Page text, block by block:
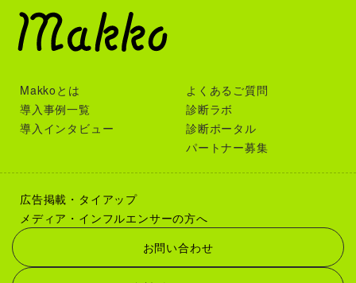
Makkoとは
導入事例一覧
導入インタビュー
よくあるご質問
診断ラボ
診断ポータル
パートナー募集
広告掲載・タイアップ
メディア・インフルエンサーの方へ
お問い合わせ